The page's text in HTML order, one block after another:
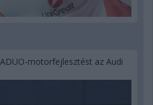
motorfejlesztést az Audi